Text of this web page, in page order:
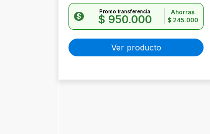
$
Promo transferencia
$ 950.000
Ahorras
$ 245.000
Ver producto